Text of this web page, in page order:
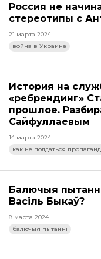
Россия не
стереотипы с
21 марта 2024
война в Украине
История на
«ребрендинг»
прошлое.
Сайфуллаевым
14 марта 2024
как не поддаться
Балючыя
Васіль Быкаў?
8 марта 2024
балючыя пытанні